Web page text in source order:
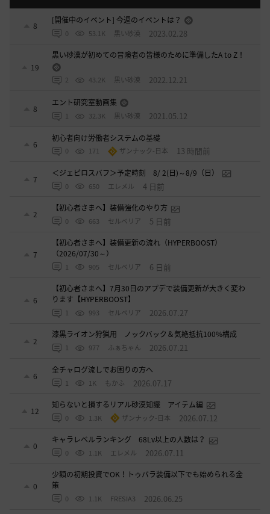
8
[開催中のイベント] 今週のイベントは？
0 53.1K 黒い砂漠 2023.02.28
19
黒い砂漠が初めての冒険者の皆様のために準備したA to Z！
2 43.2K 黒い砂漠 2022.12.21
8
エント研究室動画集
1 32.3K 黒い砂漠 2021.05.12
6
初心者向け労働者システムの基礎
0 171 ザンナック-日本 13 時間前
7
＜ジェピロスバフ＞予定時刻 8/ 2(日)～8/9（日）
0 650 エレメル 4 日前
2
【初心者さまへ】装備強化のやり方
0 663 セルベリア 5 日前
7
【初心者さまへ】装備更新の流れ（HYPERBOOST）
（2026/07/30～）
1 905 セルベリア 6 日前
6
【初心者さまへ】7月30日のアプデで装備更新が大きく変わ
ります【HYPERBOOST】
1 993 セルベリア 2026.07.27
2
漆黒ライオン狩猟用 ノックバック＆気絶抵抗100%構成
1 977 ふぁちゃん 2026.07.21
6
全チャログ流しでお困りの方へ
1 1K もかふ 2026.07.17
12
知らないと損するリアル砂漠知識 アイテム編
0 1.3K ザンナック-日本 2026.07.12
0
キャラレベルランキング 68Lv以上の人数は？
0 1.1K エレメル 2026.07.11
0
少額の初期投資でOK！トゥバラ装備以下でも始められる金
策
0 1.1K FRESIA3 2026.06.25